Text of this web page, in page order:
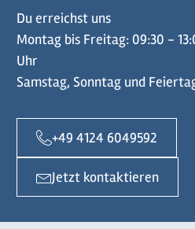
Du erreichst uns
Montag bis Freitag: 09:30 -
Uhr
Samstag, Sonntag und
+49 4124 6049592
Jetzt kontaktieren